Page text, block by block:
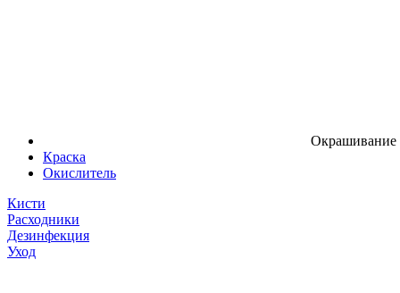
Окрашивание
Краска
Окислитель
Кисти
Расходники
Дезинфекция
Уход